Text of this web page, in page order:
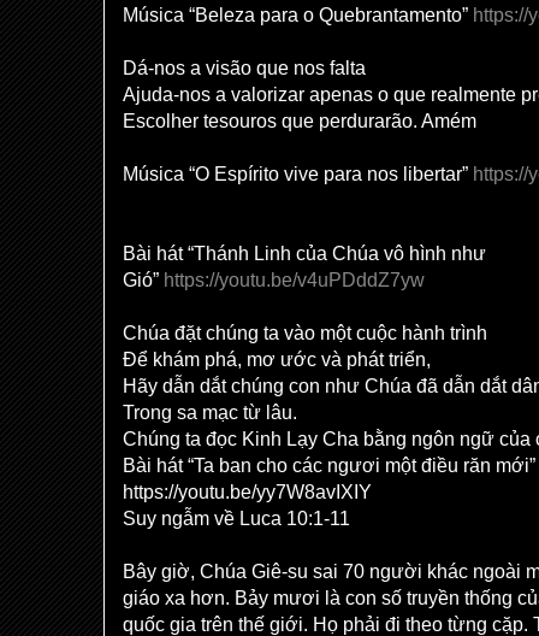
Música “Beleza para o Quebrantamento” https://
Dá-nos a visão que nos falta
Ajuda-nos a valorizar apenas o que realmente
Escolher tesouros que perdurarão. Amém
Música “O Espírito vive para nos libertar” https://
Bài hát “Thánh Linh của Chúa vô hình như
Gió” https://youtu.be/v4uPDddZ7yw
Chúa đặt chúng ta vào một cuộc hành trình
Để khám phá, mơ ước và phát triển,
Hãy dẫn dắt chúng con như Chúa đã dẫn dắt
Trong sa mạc từ lâu.
Chúng ta đọc Kinh Lạy Cha bằng ngôn ngữ của
Bài hát “Ta ban cho các ngươi một điều răn mới”
https://youtu.be/yy7W8avIXIY
Suy ngẫm về Luca 10:1-11
Bây giờ, Chúa Giê-su sai 70 người khác ngoài
giáo xa hơn. Bảy mươi là con số truyền thống
quốc gia trên thế giới. Họ phải đi theo từng cặp.